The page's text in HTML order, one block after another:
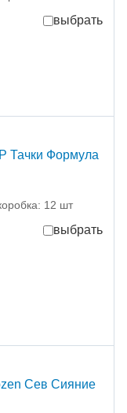
выбрать
Тачки Формула
12 шт
выбрать
Сев Сияние